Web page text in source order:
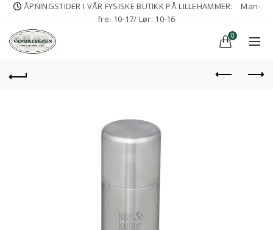
ÅPNINGSTIDER I VÅR FYSISKE BUTIKK PÅ LILLEHAMMER:
Man-
fre: 10-17/ Lør: 10-16
0